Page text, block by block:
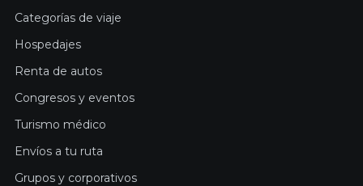
Categorías de viaje
Hospedajes
Renta de autos
Congresos y eventos
Turismo médico
Envíos a tu ruta
Grupos y corporativos